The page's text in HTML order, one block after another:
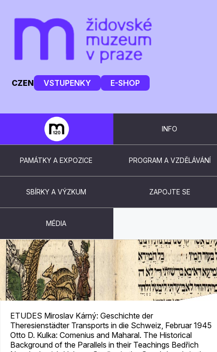
CZEN VSTUPENKY E-SHOP
INFO
PAMÁTKY A EXPOZICE PROGRAM A VZDĚLÁVÁNÍ
SBÍRKY A VÝZKUM ZAPOJTE SE
MÉDIA
JUDAICA BOHEMIAE XXVII/1-2
ETUDES Miroslav Kárný: Geschichte der
Theresienstädter Transports in die Schweiz, Februar 1945
Otto D. Kulka: Comenius and Maharal. The Historical
Background of the Parallels in their Teachings Bedřich